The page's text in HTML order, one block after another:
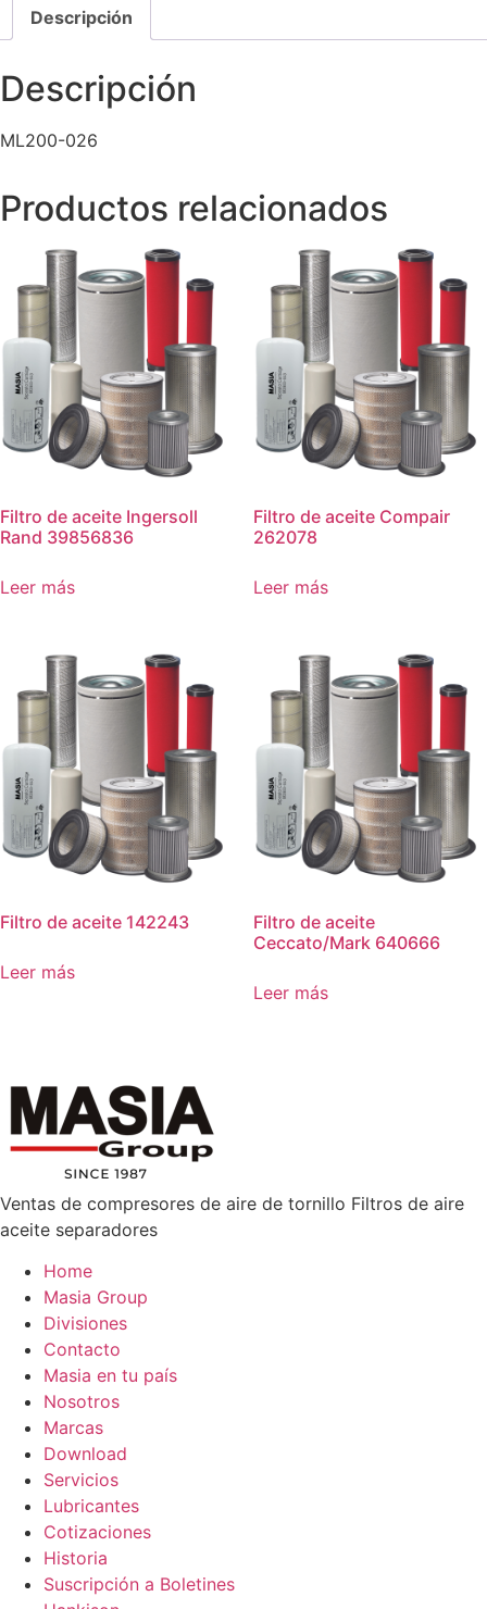
Descripción
Descripción
ML200-026
Productos relacionados
Filtro de aceite Ingersoll
Rand 39856836
Leer más
Filtro de aceite Compair
262078
Leer más
Filtro de aceite 142243
Leer más
Filtro de aceite
Ceccato/Mark 640666
Leer más
Ventas de compresores de aire de tornillo Filtros de aire
aceite separadores
Home
Masia Group
Divisiones
Contacto
Masia en tu país
Nosotros
Marcas
Download
Servicios
Lubricantes
Cotizaciones
Historia
Suscripción a Boletines